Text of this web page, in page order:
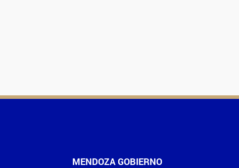
MENDOZA GOBIERNO